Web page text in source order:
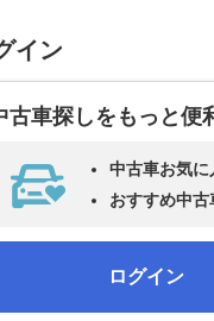
イン
古車探しをもっと便
中古車お気に
おすすめ中古
ログイン